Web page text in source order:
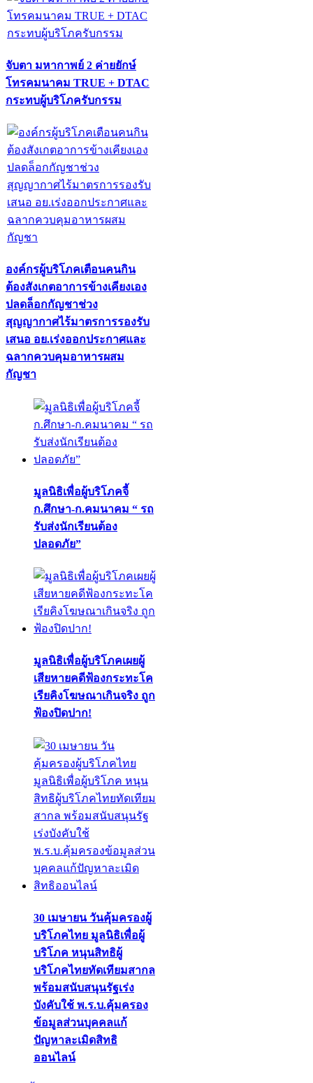
จับตา มหากาพย์ 2 ค่ายยักษ์
โทรคมนาคม TRUE + DTAC
กระทบผู้บริโภครับกรรม
องค์กรผู้บริโภคเตือนคนกิน
ต้องสังเกตอาการข้างเคียงเอง
ปลดล็อกกัญชาช่วง
สุญญากาศไร้มาตรการรองรับ
เสนอ อย.เร่งออกประกาศและ
ฉลากควบคุมอาหารผสม
กัญชา
มูลนิธิเพื่อผู้บริโภคจี้
ก.ศึกษา-ก.คมนาคม “ รถ
รับส่งนักเรียนต้อง
ปลอดภัย”
มูลนิธิเพื่อผู้บริโภคเผยผู้
เสียหายคดีฟ้องกระทะโค
เรียคิงโฆษณาเกินจริง ถูก
ฟ้องปิดปาก!
30 เมษายน วันคุ้มครองผู้
บริโภคไทย มูลนิธิเพื่อผู้
บริโภค หนุนสิทธิผู้
บริโภคไทยทัดเทียมสากล
พร้อมสนับสนุนรัฐเร่ง
บังคับใช้ พ.ร.บ.คุ้มครอง
ข้อมูลส่วนบุคคลแก้
ปัญหาละเมิดสิทธิ
ออนไลน์